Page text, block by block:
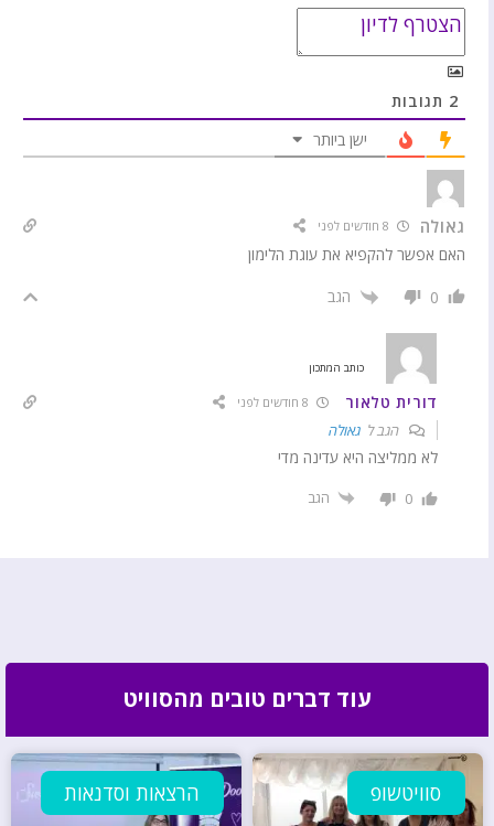
2 תגובות
ישן ביותר
גאולה
האם אפשר להקפיא את עוגת הלימון
0 הגב
כותב המתכון
דורית טלאור
הגב ל גאולה
לא ממליצה היא עדינה מדי
0 הגב
עוד דברים טובים מהסוויט
סוויטשופ הרצאות וסדנאות